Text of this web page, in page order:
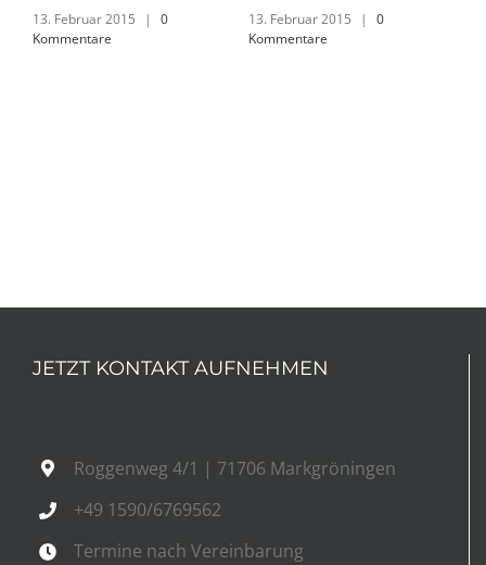
13. Februar 2015 |
0
Kommentare
13. Februar 2015 |
0
Kommentare
JETZT KONTAKT AUFNEHMEN
Roggenweg 4/1 | 71706 Markgröningen
+49 1590/6769562
Termine nach Vereinbarung